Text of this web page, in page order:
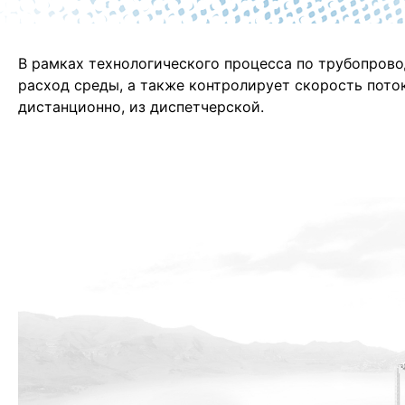
В рамках технологического процесса по
расход среды, а также контролирует скорость
дистанционно, из диспетчерской.